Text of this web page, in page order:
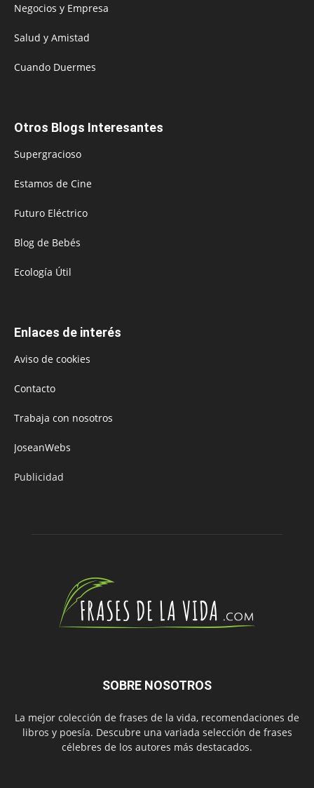
Negocios y Empresa
Salud y Amistad
Cuando Duermes
Otros Blogs Interesantes
Supergracioso
Estamos de Cine
Futuro Eléctrico
Blog de Bebés
Ecología Útil
Enlaces de interés
Aviso de cookies
Contacto
Trabaja con nosotros
JoseanWebs
Publicidad
SOBRE NOSOTROS
La mejor colección de frases de la vida, recomendaciones de
libros y poesía. Descubre una variada selección de frases
célebres de los autores más destacados.